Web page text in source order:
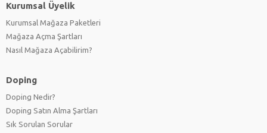
Kurumsal Üyelik
Kurumsal Mağaza Paketleri
Mağaza Açma Şartları
Nasıl Mağaza Açabilirim?
Doping
Doping Nedir?
Doping Satın Alma Şartları
Sık Sorulan Sorular